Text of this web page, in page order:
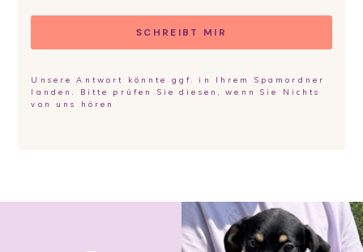
SCHREIBT MIR
Unsere Antwort könnte ggf. in Ihrem Spamordner
landen. Bitte prüfen Sie diesen, wenn Sie Nichts
von uns hören